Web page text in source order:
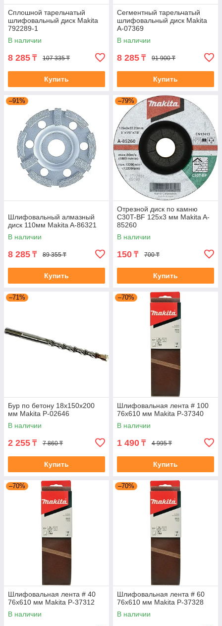
Сплошной тарельчатый
шлифовальный диск Makita
792289-1
В наличии
8 285 ₸ 107 335 ₸
Купить
Сегментный тарельчатый
шлифовальный диск Makita
A-07369
В наличии
8 285 ₸ 91 900 ₸
Купить
–91%
Шлифовальный алмазный
диск 110мм Makita A-86321
В наличии
8 285 ₸ 89 355 ₸
Купить
–79%
Отрезной диск по камню
C30T-BF 125x3 мм Makita A-
85260
В наличии
150 ₸ 700 ₸
Купить
–71%
Бур по бетону 18x150x200
мм Makita P-02646
В наличии
2 255 ₸ 7 860 ₸
Купить
–70%
Шлифовальная лента # 100
76x610 мм Makita P-37340
В наличии
1 490 ₸ 4 995 ₸
Купить
–70%
Шлифовальная лента # 40
76x610 мм Makita P-37312
В наличии
–70%
Шлифовальная лента # 60
76x610 мм Makita P-37328
В наличии